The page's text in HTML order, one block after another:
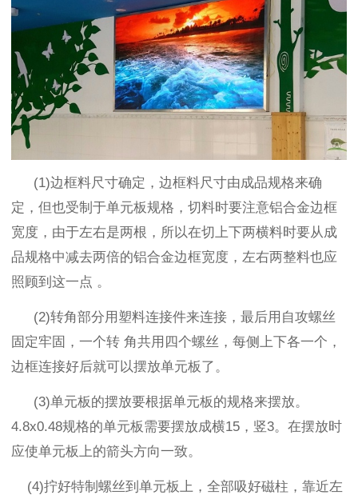
(1)边框料尺寸确定，边框料尺寸由成品规格来确
定，但也受制于单元板规格，切料时要注意铝合金边框
宽度，由于左右是两根，所以在切上下两横料时要从成
品规格中减去两倍的铝合金边框宽度，左右两整料也应
照顾到这一点 。
(2)转角部分用塑料连接件来连接，最后用自攻螺丝
固定牢固，一个转 角共用四个螺丝，每侧上下各一个，
边框连接好后就可以摆放单元板了。
(3)单元板的摆放要根据单元板的规格来摆放。
4.8x0.48规格的单元板需要摆放成横15 ，竖3。在摆放时
应使单元板上的箭头方向一致。
(4)拧好特制螺丝到单元板上，全部吸好磁柱，靠近左